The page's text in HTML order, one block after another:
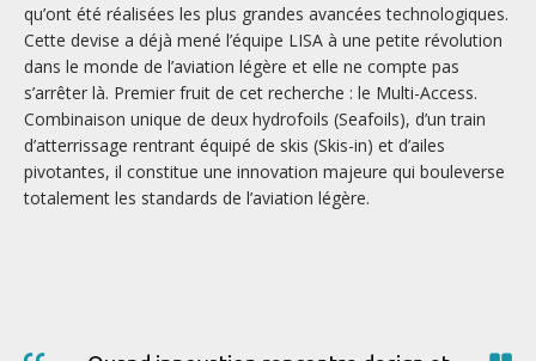
qu’ont été réalisées les plus grandes avancées technologiques.
Cette devise a déjà mené l’équipe LISA à une petite révolution
dans le monde de l’aviation légère et elle ne compte pas
s’arrêter là. Premier fruit de cet recherche : le Multi-Access.
Combinaison unique de deux hydrofoils (Seafoils), d’un train
d’atterrissage rentrant équipé de skis (Skis-in) et d’ailes
pivotantes, il constitue une innovation majeure qui bouleverse
totalement les standards de l’aviation légère.